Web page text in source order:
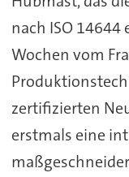
nach ISO
Wochen vom
zertifizierten
erstmals eine